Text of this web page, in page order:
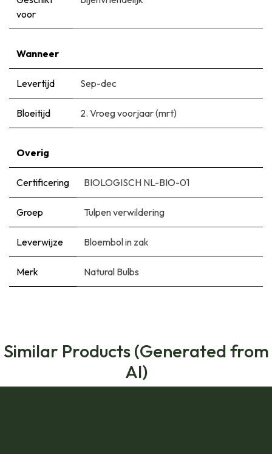
voor
Wanneer
Levertijd Sep-dec
Bloeitijd 2. Vroeg voorjaar (mrt)
Overig
Certificering BIOLOGISCH NL-BIO-01
Groep Tulpen verwildering
Leverwijze Bloembol in zak
Merk Natural Bulbs
Similar Products (Generated from
AI)